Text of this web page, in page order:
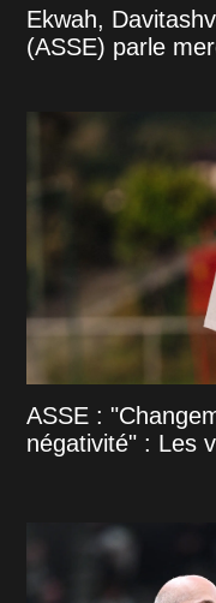
Ekwah,
(ASSE) parle
ASSE :
négativité" : Les